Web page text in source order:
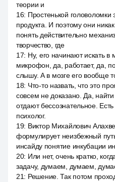
теории и
16: Простенькой головоломки
продукта. И поэтому они
понять действительно
творчество, где
17: Ну, его начинают искать
микрофон, да, работает, да,
слышу. А в мозге его вообще
18: Что-то назвать, что это
совсем не доказано. Да,
отдают бессознательное.
психолог.
19: Виктор Михайлович
формулирует неизбежный
инсайду понятие инкубации
20: Или нет, очень кратко,
задачу, думаем, думаем,
21: Решение. Так потом